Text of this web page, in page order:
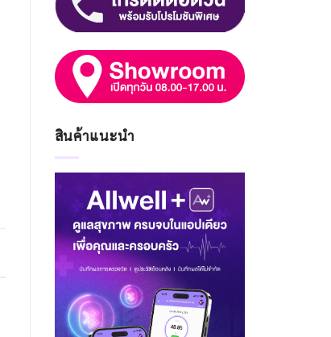
สินค้าแนะนำ